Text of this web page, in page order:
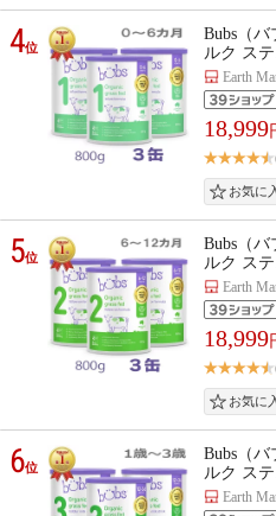
4位
Bubs（バ
ルク ス
Earth
18,999
5位
Bubs（バ
ルク ス
Earth
18,999
6位
Bubs（バ
ルク ス
Earth